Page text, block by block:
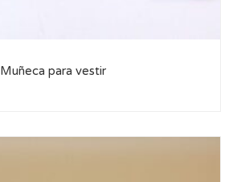
Muñeca para vestir